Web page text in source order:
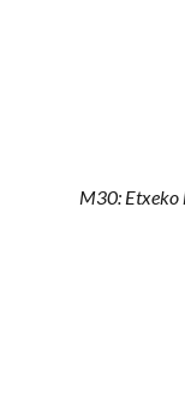
M30: Etxeko